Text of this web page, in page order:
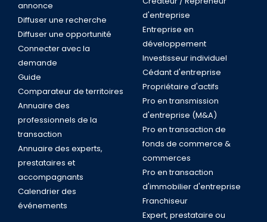
annonce
Diffuser une recherche
Diffuser une opportunité
Connecter avec la
demande
Guide
Comparateur de territoires
Annuaire des
professionnels de la
transaction
Annuaire des experts,
prestataires et
accompagnants
Calendrier des
événements
d'entreprise
Entreprise en
développement
Investisseur individuel
Cédant d'entreprise
Propriétaire d'actifs
Pro en transmission
d'entreprise (M&A)
Pro en transaction de
fonds de commerce &
commerces
Pro en transaction
d'immobilier d'entreprise
Franchiseur
Expert, prestataire ou